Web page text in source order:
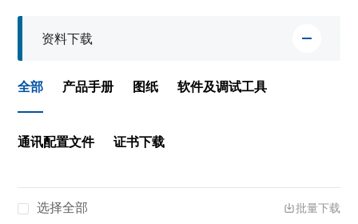
资料下载
全部 产品手册 图纸 软件及调试工具
通讯配置文件 证书下载
选择全部 批量下载